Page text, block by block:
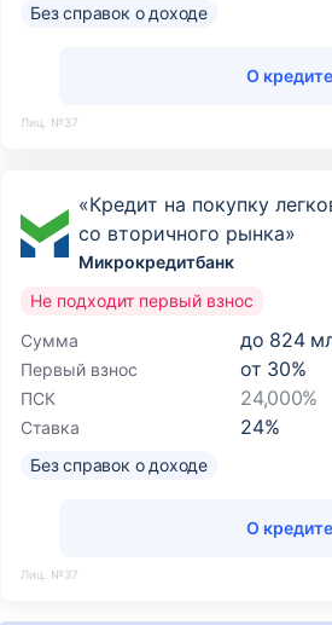
Без справок о доходе
О кредите
Лиц. №37
«Кредит на покупку
со вторичного рынка»
Микрокредитбанк
Сумма до 824
Первый взнос от 30%
ПСК 24,000%
Ставка 24%
Не подходит первый взнос
Без справок о доходе
О кредите
Лиц. №37